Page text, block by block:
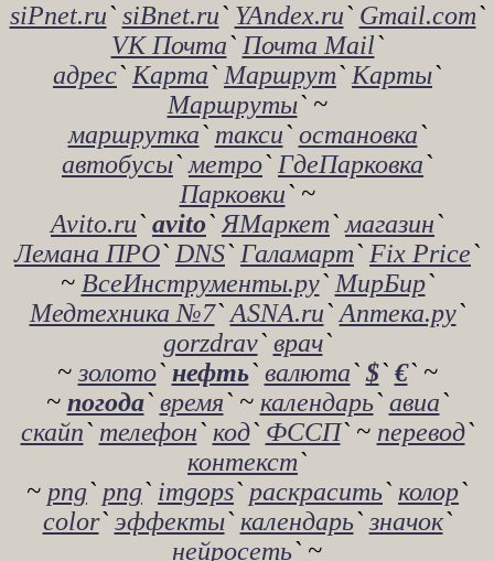
siPnet.ru` siBnet.ru` YAndex.ru` Gmail.com`
VK Почта` Почта Mail`
адрес` Карта` Маршрут` Карты`
Маршруты` ~
маршрутка` такси` остановка`
автобусы`метро` ГдеПарковка`
Парковки` ~
Avito.ru` avito` ЯМаркет`магазин`
Лемана ПРО` DNS` Галамарт` Fix Price`
~ ВсеИнструменты.ру` МирБир`
Медтехника №7` ASNA.ru` Аптека.ру`
gorzdrav` врач`
~ золото` нефть` валюта` $` €` ~
~ погода` время` ~ календарь` авиа`
скайп` телефон` код` ФССП` ~ перевод`
контекст`
~ png` png` imgops` раскрасить` колор`
color` эффекты` календарь` значок`
нейросеть` ~